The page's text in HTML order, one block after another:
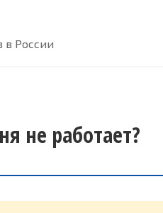
в России
не работает?